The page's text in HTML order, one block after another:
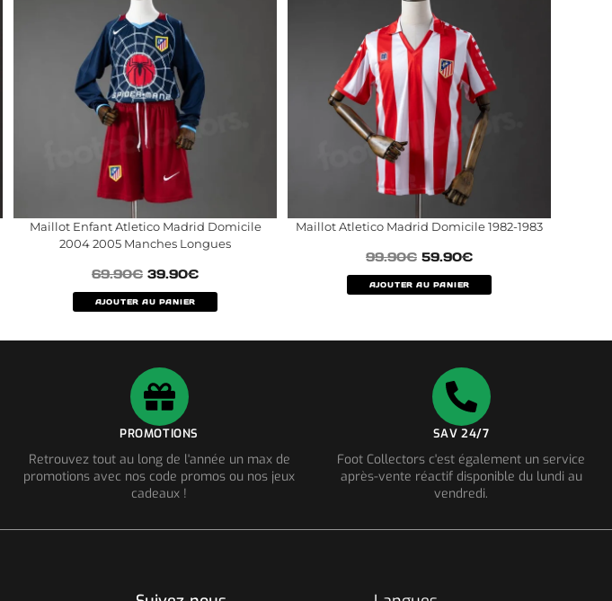
Maillot Enfant Atletico Madrid Domicile
2004 2005 Manches Longues
69.90€ 39.90€
AJOUTER AU PANIER
Maillot Atletico Madrid Domicile 1982-1983
99.90€ 59.90€
AJOUTER AU PANIER
PROMOTIONS
Retrouvez tout au long de l'année un max de
promotions avec nos code promos ou nos jeux
cadeaux !
SAV 24/7
Foot Collectors c'est également un service
après-vente réactif disponible du lundi au
vendredi.